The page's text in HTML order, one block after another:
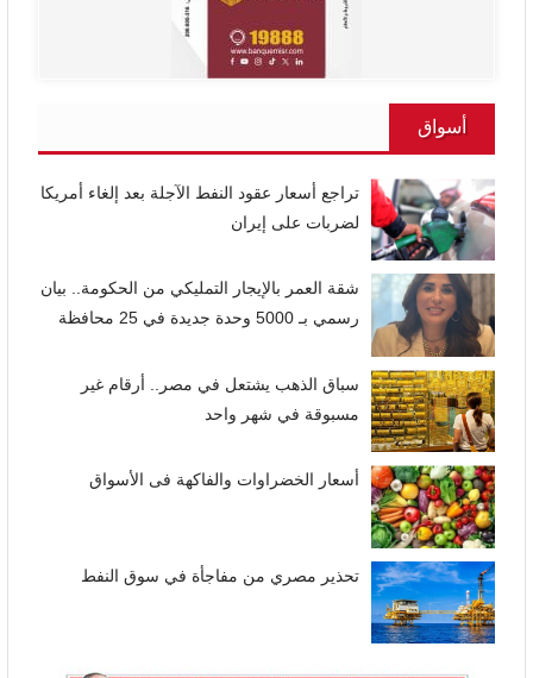
أسواق
تراجع أسعار عقود النفط الآجلة بعد إلغاء أمريكا
لضربات على إيران
شقة العمر بالإيجار التمليكي من الحكومة.. بيان
رسمي بـ 5000 وحدة جديدة في 25 محافظة
سباق الذهب يشتعل في مصر.. أرقام غير
مسبوقة في شهر واحد
أسعار الخضراوات والفاكهة فى الأسواق
تحذير مصري من مفاجأة في سوق النفط